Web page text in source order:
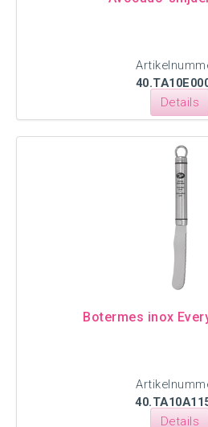
Details
Botermes inox
Details